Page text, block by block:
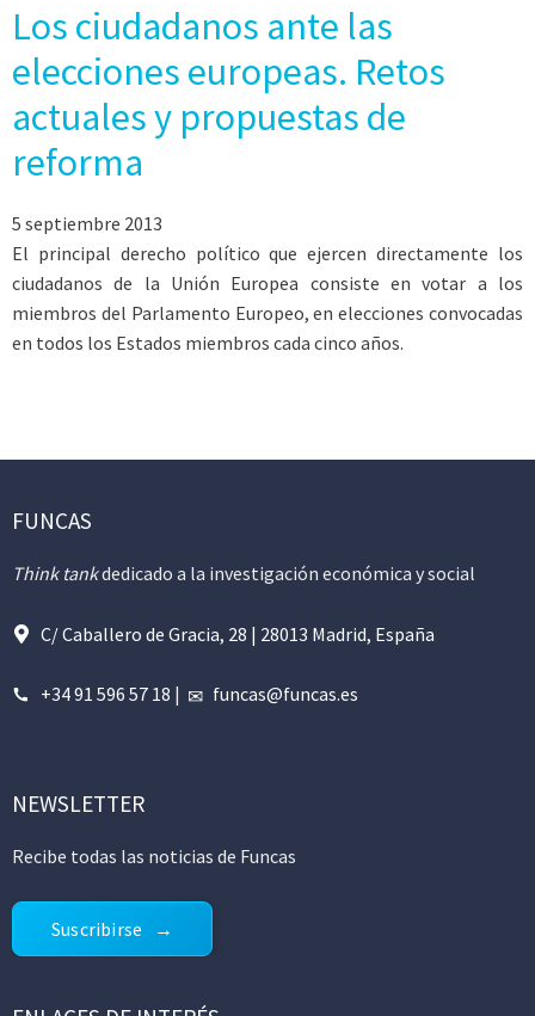
Los ciudadanos ante las
elecciones europeas. Retos
actuales y propuestas de
reforma
5 septiembre 2013
El principal derecho político que ejercen directamente los
ciudadanos de la Unión Europea consiste en votar a los
miembros del Parlamento Europeo, en elecciones convocadas
en todos los Estados miembros cada cinco años.
FUNCAS
Think tankdedicado a la investigación económica y social
C/ Caballero de Gracia, 28 | 28013 Madrid, España
+34 91 596 57 18 | funcas@funcas.es
NEWSLETTER
Recibe todas las noticias de Funcas
Suscribirse